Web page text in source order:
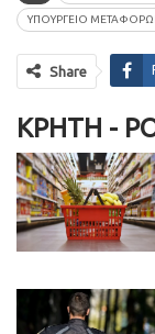
ΥΠΟΥΡΓΕΙΟ
Share
ΚΡΉΤΗ -